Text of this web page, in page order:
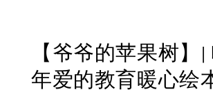
【爷爷的苹果树】
年爱的教育暖心绘